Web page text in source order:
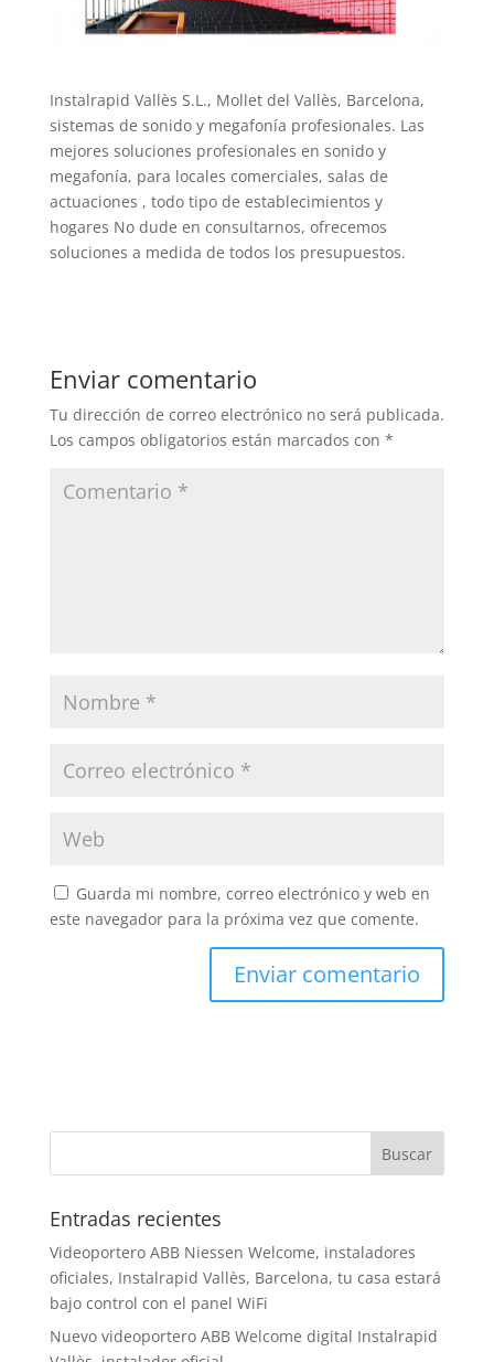
Instalrapid Vallès S.L., Mollet del Vallès, Barcelona,
sistemas de sonido y megafonía profesionales. Las
mejores soluciones profesionales en sonido y
megafonía, para locales comerciales, salas de
actuaciones , todo tipo de establecimientos y
hogares No dude en consultarnos, ofrecemos
soluciones a medida de todos los presupuestos.
Enviar comentario
Tu dirección de correo electrónico no será publicada.
Los campos obligatorios están marcados con *
Guarda mi nombre, correo electrónico y web en
este navegador para la próxima vez que comente.
Entradas recientes
Videoportero ABB Niessen Welcome, instaladores
oficiales, Instalrapid Vallès, Barcelona, tu casa estará
bajo control con el panel WiFi
Nuevo videoportero ABB Welcome digital Instalrapid